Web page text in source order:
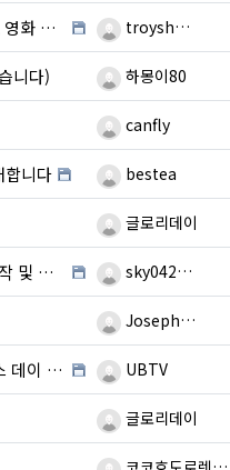
판매 … 등록자troysh…
니다) 등록자하몽이80
등록자canfly
합니다 등록자bestea
등록자글로리데이
~~!!!! 등록자sky042…
등록자Joseph…
선물!! 등록자UBTV
등록자글로리데이